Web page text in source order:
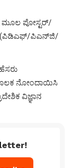
ಮೂಲ ಪೋಸ್ಟರ್/
(ಪಿಡಿಎಫ್/ಪಿಎನ್‍ಜಿ/
ನೋಂದಾಯಿಸಿ
ವಿಜ್ಞಾನ